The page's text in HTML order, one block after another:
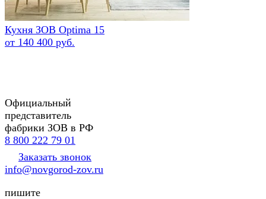
Кухня ЗОВ Optima 15
от 140 400 руб.
Официальный
представитель
фабрики ЗОВ в РФ
8 800 222 79 01
Заказать звонок
info@novgorod-zov.ru
пишите